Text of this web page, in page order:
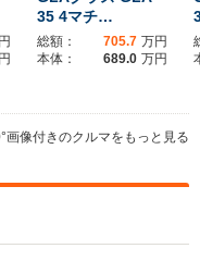
35 4マチ…
総額： 705.7 万円
本体：
689.0 万円
画像付きのクルマをもっと見る